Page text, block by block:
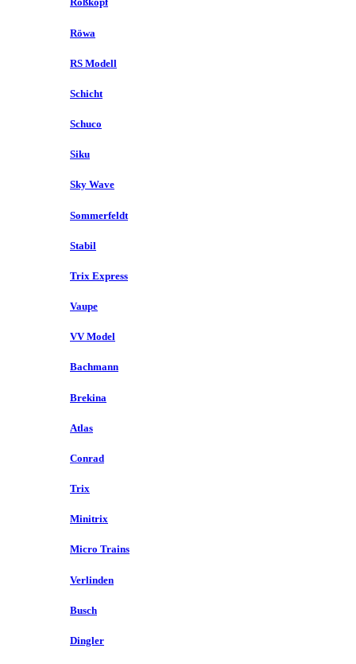
Röwa
RS Modell
Schicht
Schuco
Siku
Sky Wave
Sommerfeldt
Stabil
Trix Express
Vaupe
VV Model
Bachmann
Brekina
Atlas
Conrad
Trix
Minitrix
Micro Trains
Verlinden
Busch
Dingler